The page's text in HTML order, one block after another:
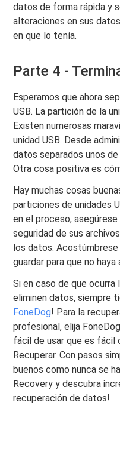
datos de forma rápida y
alteraciones en sus
en que lo tenía.
Parte 4 -
Esperamos que ahora
USB. La partición de la
Existen numerosas
unidad USB. Desde
datos separados unos
Otra cosa positiva es
Hay muchas cosas
particiones de unidades
en el proceso,
seguridad de sus
los datos.
guardar para que no
Si en caso de que ocurra
eliminen datos, siempre
FoneDog! Para la
profesional, elija
fácil de usar que es fácil
Recuperar. Con pasos
buenos como nunca se
Recovery y descubra
recuperación de datos!